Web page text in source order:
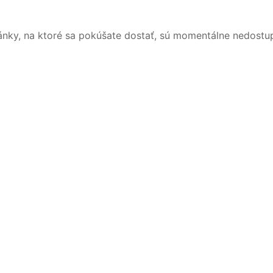
na ktoré sa pokúšate dostať, sú momentálne